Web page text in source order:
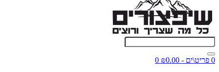
0 פריט\ים - ₪0.00
0